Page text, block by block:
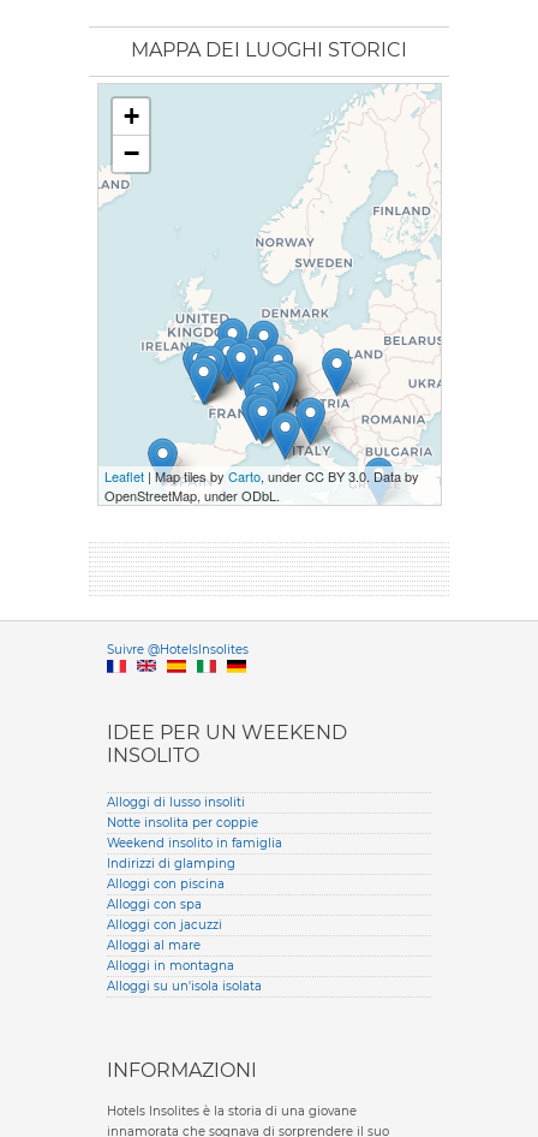
MAPPA DEI LUOGHI STORICI
+
−
Leaflet| Map tiles by Carto, under CC BY 3.0. Data by
OpenStreetMap, under ODbL.
Suivre @HotelsInsolitesVersione
IDEE PER UN WEEKEND
INSOLITO
Alloggi di lusso insoliti
Notte insolita per coppie
Weekend insolito in famiglia
Indirizzi di glamping
Alloggi con piscina
Alloggi con spa
Alloggi con jacuzzi
Alloggi al mare
Alloggi in montagna
Alloggi su un'isola isolata
INFORMAZIONI
Hotels Insolites è la storia di una giovane
innamorata che sognava di sorprendere il suo